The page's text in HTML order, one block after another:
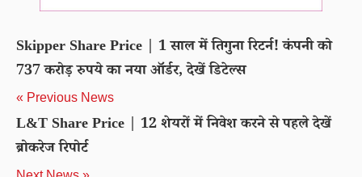
Skipper Share Price | 1 साल में तिगुना रिटर्न! कंपनी को
737 करोड़ रुपये का नया ऑर्डर, देखें डिटेल्स
« Previous News
L&T Share Price | 12 शेयरों में निवेश करने से पहले देखें
ब्रोकरेज रिपोर्ट